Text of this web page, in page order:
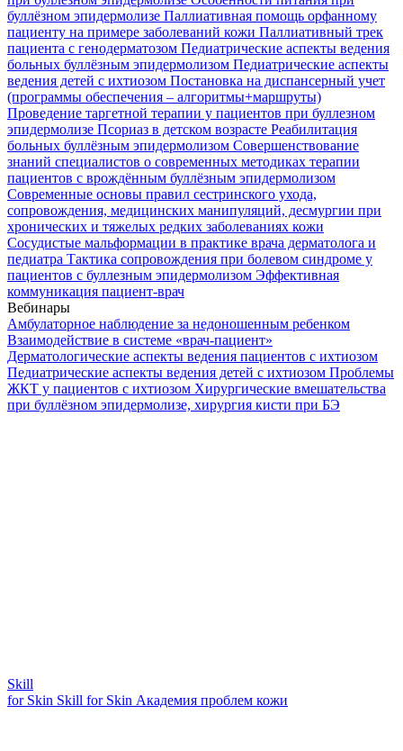
буллёзном эпидермолизе Паллиативная помощь орфанному
пациенту на примере заболеваний кожи Паллиативный трек
пациента с генодерматозом Педиатрические аспекты ведения
больных буллёзным эпидермолизом Педиатрические аспекты
ведения детей с ихтиозом Постановка на диспансерный учет
(программы обеспечения – алгоритмы+маршруты)
Проведение таргетной терапии у пациентов при буллезном
эпидермолизе Псориаз в детском возрасте Реабилитация
больных буллёзным эпидермолизом Совершенствование
знаний специалистов о современных методиках терапии
пациентов с врождённым буллёзным эпидермолизом
Современные основы правил сестринского ухода,
сопровождения, медицинских манипуляций, десмургии при
хронических и тяжелых редких заболеваниях кожи
Сосудистые мальформации в практике врача дерматолога и
педиатра Тактика сопровождения при болевом синдроме у
пациентов с буллезным эпидермолизом Эффективная
коммуникация пациент-врач
Вебинары
Амбулаторное наблюдение за недоношенным ребенком
Взаимодействие в системе «врач-пациент»
Дерматологические аспекты ведения пациентов с ихтиозом
Педиатрические аспекты ведения детей с ихтиозом Проблемы
ЖКТ у пациентов с ихтиозом Хирургические вмешательства
при буллёзном эпидермолизе, хирургия кисти при БЭ
Skill
for Skin Skill for Skin Академия проблем кожи